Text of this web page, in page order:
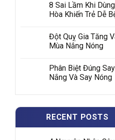
8 Sai Lầm Khi
Hòa Khiến Trẻ Dễ
Đột Quỵ Gia Tăng
Mùa Nắng Nóng
Phân Biệt Đúng Say
Nắng Và Say Nóng
RECENT POSTS